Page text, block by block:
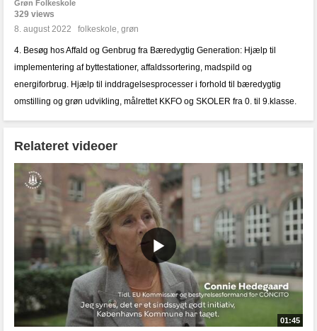
Grøn Folkeskole
329 views
8. august 2022
folkeskole, grøn
4. Besøg hos Affald og Genbrug fra Bæredygtig Generation: Hjælp til
implementering af byttestationer, affaldssortering, madspild og
energiforbrug. Hjælp til inddragelsesprocesser i forhold til bæredygtig
omstilling og grøn udvikling, målrettet KKFO og SKOLER fra 0. til 9.klasse.
Relateret videoer
01:45